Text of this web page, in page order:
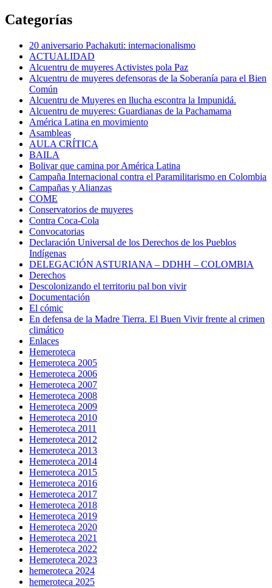
Categorías
20 aniversario Pachakuti: internacionalismo
ACTUALIDAD
Alcuentru de muyeres Activistes pola Paz
Alcuentru de muyeres defensoras de la Soberanía para el Bien
Común
Alcuentru de Muyeres en llucha escontra la Impunidá.
Alcuentru de muyeres: Guardianas de la Pachamama
América Latina en movimiento
Asambleas
AULA CRÍTICA
BAILA
Bolivar que camina por América Latina
Campaña Internacional contra el Paramilitarismo en Colombia
Campañas y Alianzas
COME
Conservatorios de muyeres
Contra Coca-Cola
Convocatorias
Declaración Universal de los Derechos de los Pueblos
Indígenas
DELEGACIÓN ASTURIANA – DDHH – COLOMBIA
Derechos
Descolonizando el territoriu pal bon vivir
Documentación
El cómic
En defensa de la Madre Tierra. El Buen Vivir frente al crimen
climático
Enlaces
Hemeroteca
Hemeroteca 2005
Hemeroteca 2006
Hemeroteca 2007
Hemeroteca 2008
Hemeroteca 2009
Hemeroteca 2010
Hemeroteca 2011
Hemeroteca 2012
Hemeroteca 2013
Hemeroteca 2014
Hemeroteca 2015
Hemeroteca 2016
Hemeroteca 2017
Hemeroteca 2018
Hemeroteca 2019
Hemeroteca 2020
Hemeroteca 2021
Hemeroteca 2022
Hemeroteca 2023
hemeroteca 2024
hemeroteca 2025